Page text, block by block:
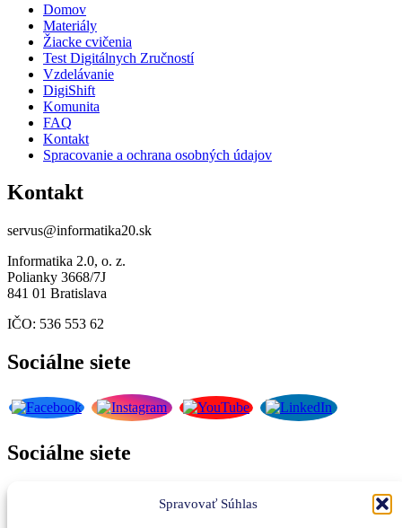
Spravovať Súhlas
Domov
Materiály
Žiacke cvičenia
Test Digitálnych Zručností
Vzdelávanie
DigiShift
Komunita
FAQ
Kontakt
Spracovanie a ochrana osobných údajov
Kontakt
servus@informatika20.sk
Informatika 2.0, o. z.
Polianky 3668/7J
841 01 Bratislava
IČO: 536 553 62
Sociálne siete
Sociálne siete